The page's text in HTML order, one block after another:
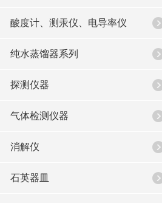
酸度计、测汞仪、电导率仪
纯水蒸馏器系列
探测仪器
气体检测仪器
消解仪
石英器皿